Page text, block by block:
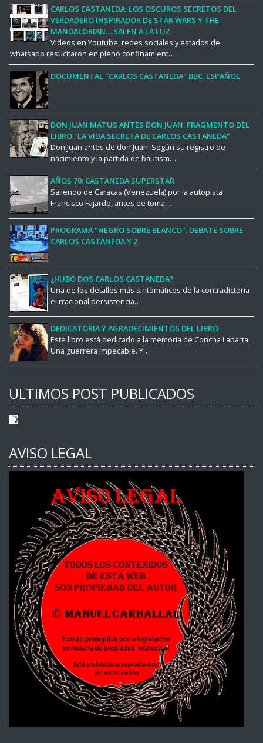
CARLOS CASTANEDA: LOS OSCUROS SECRETOS DEL
VERDADERO INSPIRADOR DE STAR WARS Y THE
MANDALORIAN… SALEN A LA LUZ
Videos en Youtube, redes sociales y estados de
whatsapp resucitaron en pleno confinamient…
DOCUMENTAL "CARLOS CASTANEDA" BBC. ESPAÑOL
DON JUAN MATUS ANTES DON JUAN. FRAGMENTO DEL
LIBRO "LA VIDA SECRETA DE CARLOS CASTANEDA"
Don Juan antes de don Juan. Según su registro de
nacimiento y la partida de bautism…
AÑOS 70: CASTANEDA SUPERSTAR
Saliendo de Caracas (Venezuela) por la autopista
Francisco Fajardo, antes de toma…
PROGRAMA "NEGRO SOBRE BLANCO". DEBATE SOBRE
CARLOS CASTANEDA Y 2.
¿HUBO DOS CARLOS CASTANEDA?
Una de los detalles más sintomáticos de la contradictoria
e irracional persistencia…
DEDICATORIA Y AGRADECIMIENTOS DEL LIBRO
Este libro está dedicado a la memoria de Concha Labarta.
Una guerrera impecable. Y…
ULTIMOS POST PUBLICADOS
AVISO LEGAL